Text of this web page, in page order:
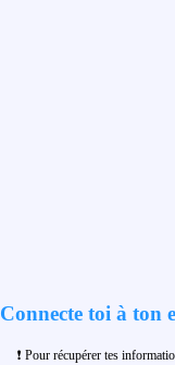
Connecte toi à ton
❗ Pour récupérer tes